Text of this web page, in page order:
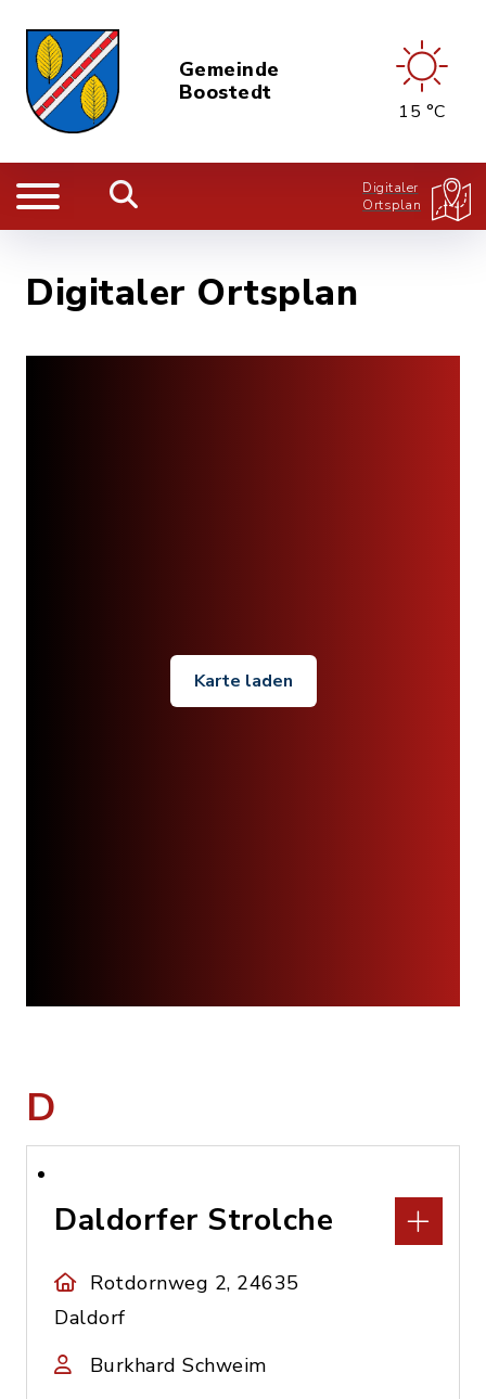
Gemeinde
Boostedt
15 °C
Digitaler
Ortsplan
Digitaler Ortsplan
Karte laden
D
Daldorfer Strolche
Rotdornweg 2, 24635
Daldorf
Burkhard Schweim